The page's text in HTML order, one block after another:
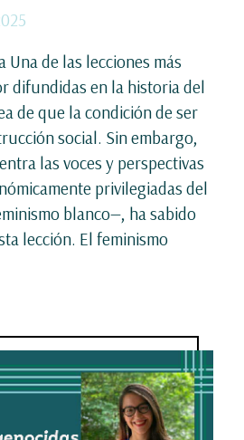
de las lecciones más
difundidas en la historia del
de que la condición de ser
social. Sin embargo,
las voces y perspectivas
privilegiadas del
blanco—, ha sabido
lección. El feminismo